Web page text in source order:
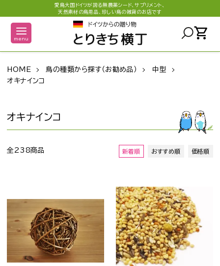
愛鳥大国ドイツが誇る無農薬シード、サプリメント、
天然素材の鳥用品、珍しい鳥の雑貨のお店です
menu shopping_cart
HOME 鳥の種類から探す（お勧め品）
中型
オキナインコ
オキナインコ
全238商品 新着順 おすすめ順 価格順